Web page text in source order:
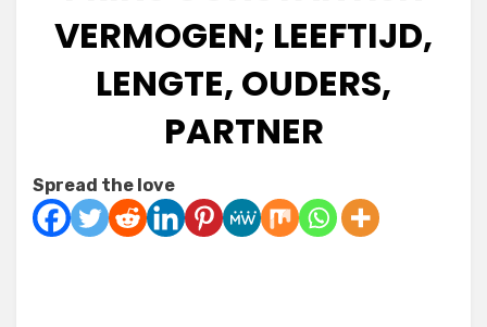
VERMOGEN; LEEFTIJD,
LENGTE, OUDERS,
PARTNER
on
Spread the love